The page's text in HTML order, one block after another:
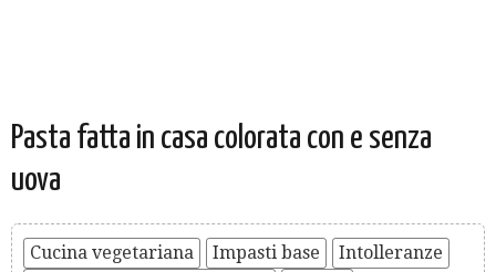
Pasta fatta in casa colorata con e senza
uova
Cucina vegetariana Impasti base
Intolleranze